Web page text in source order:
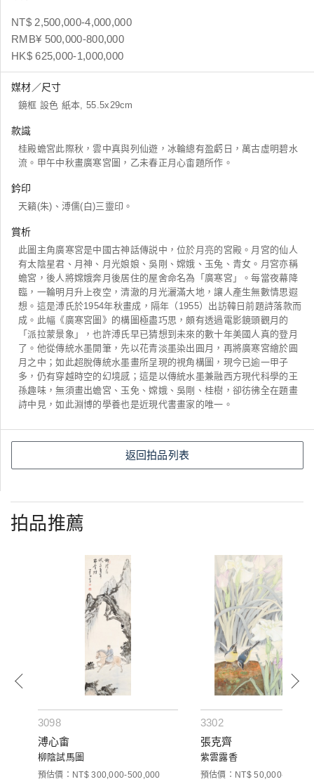
NT$ 2,500,000-4,000,000
RMB¥ 500,000-800,000
HK$ 625,000-1,000,000
媒材／尺寸
鏡框 設色 紙本, 55.5x29cm
款識
桂殿蟾宮此際秋，雲中真與列仙遊，冰輪總有盈虧日，萬古虛明碧水
流。甲午中秋畫廣寒宮圖，乙未春正月心畬題所作。
鈐印
天籟(朱)、溥儒(白)三靈印。
賞析
此圖主角廣寒宮是中國古神話傳説中，位於月亮的宮殿。月宮的仙人
有太陰星君、月神、月光娘娘、吳剛、嫦娥、玉兔、青女。月宮亦稱
蟾宮，後人將嫦娥奔月後居住的屋舍命名為「廣寒宮」。每當夜幕降
臨，一輪明月升上夜空，清澈的月光灑滿大地，讓人產生無數情思遐
想。這是溥氏於1954年秋畫成，隔年（1955）出訪韓日前題詩落款而
成。此幅《廣寒宮圖》的構圖極盡巧思，頗有透過電影鏡頭觀月的
「派拉蒙景象」，也許溥氏早已猜想到未來的數十年美國人真的登月
了。他從傳統水墨開筆，先以花青淡墨染出圓月，再將廣寒宮繪於圓
月之中；如此超脫傳統水墨畫所呈現的視角構圖，現今已逾一甲子
多，仍有穿越時空的幻境感；這是以傳統水墨兼融西方現代科學的王
孫趣味，無須畫出蟾宮、玉免、嫦娥、吳剛、桂樹，卻彷彿全在題畫
詩中見，如此淵博的學養也是近現代書畫家的唯一。
返回拍品列表
拍品推薦
3098
溥心畬
柳陰試馬圖
預估價：NT$ 300,000-500,000
3302
張克齊
紫雲露香
預估價：NT$ 50,000-80,000